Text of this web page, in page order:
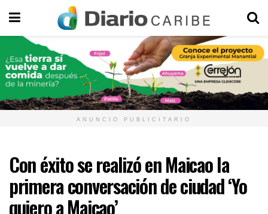
ANUNCIO PUBLICITARIO
Con éxito se realizó en Maicao la
primera conversación de ciudad ‘Yo
quiero a Maicao’